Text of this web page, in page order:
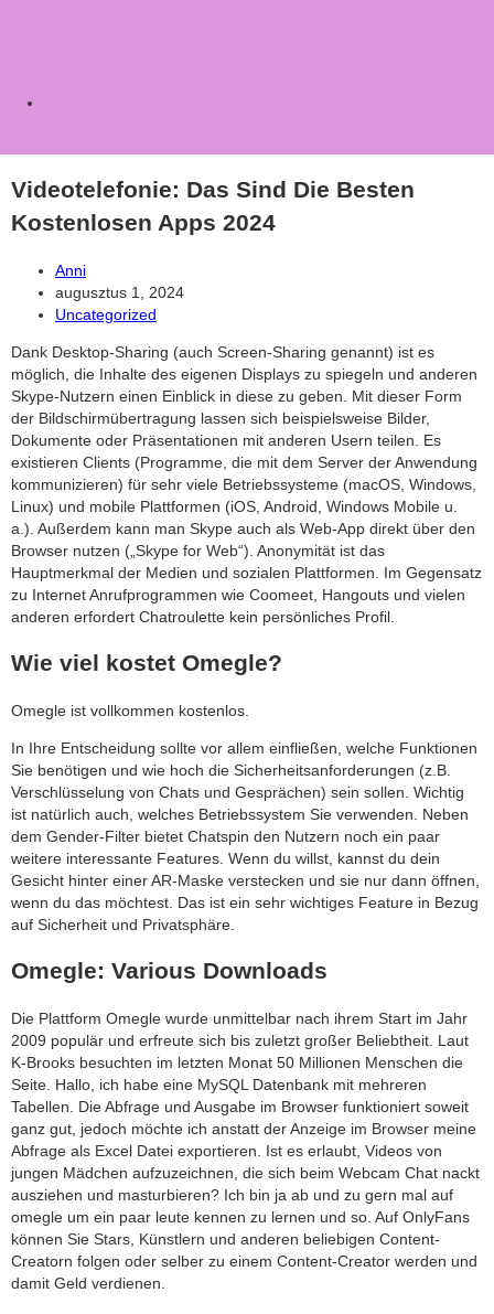
search
Videotelefonie: Das Sind Die Besten
Kostenlosen Apps 2024
Post
author:
Anni
Post
published:
augusztus 1, 2024
Post
Uncategorized
Dank Desktop-Sharing (auch Screen-Sharing genannt) ist es
möglich, die Inhalte des eigenen Displays zu spiegeln und anderen
Skype-Nutzern einen Einblick in diese zu geben. Mit dieser Form
der Bildschirmübertragung lassen sich beispielsweise Bilder,
Dokumente oder Präsentationen mit anderen Usern teilen. Es
existieren Clients (Programme, die mit dem Server der Anwendung
kommunizieren) für sehr viele Betriebssysteme (macOS, Windows,
Linux) und mobile Plattformen (iOS, Android, Windows Mobile u.
a.). Außerdem kann man Skype auch als Web-App direkt über den
Browser nutzen („Skype for Web“). Anonymität ist das
Hauptmerkmal der Medien und sozialen Plattformen. Im Gegensatz
zu Internet Anrufprogrammen wie Coomeet, Hangouts und vielen
anderen erfordert Chatroulette kein persönliches Profil.
Wie viel kostet Omegle?
Omegle ist vollkommen kostenlos.
In Ihre Entscheidung sollte vor allem einfließen, welche Funktionen
Sie benötigen und wie hoch die Sicherheitsanforderungen (z.B.
Verschlüsselung von Chats und Gesprächen) sein sollen. Wichtig
ist natürlich auch, welches Betriebssystem Sie verwenden. Neben
dem Gender-Filter bietet Chatspin den Nutzern noch ein paar
weitere interessante Features. Wenn du willst, kannst du dein
Gesicht hinter einer AR-Maske verstecken und sie nur dann öffnen,
wenn du das möchtest. Das ist ein sehr wichtiges Feature in Bezug
auf Sicherheit und Privatsphäre.
Omegle: Various Downloads
Die Plattform Omegle wurde unmittelbar nach ihrem Start im Jahr
2009 populär und erfreute sich bis zuletzt großer Beliebtheit. Laut
K-Brooks besuchten im letzten Monat 50 Millionen Menschen die
Seite. Hallo, ich habe eine MySQL Datenbank mit mehreren
Tabellen. Die Abfrage und Ausgabe im Browser funktioniert soweit
ganz gut, jedoch möchte ich anstatt der Anzeige im Browser meine
Abfrage als Excel Datei exportieren. Ist es erlaubt, Videos von
jungen Mädchen aufzuzeichnen, die sich beim Webcam Chat nackt
ausziehen und masturbieren? Ich bin ja ab und zu gern mal auf
omegle um ein paar leute kennen zu lernen und so. Auf OnlyFans
können Sie Stars, Künstlern und anderen beliebigen Content-
Creatorn folgen oder selber zu einem Content-Creator werden und
damit Geld verdienen.